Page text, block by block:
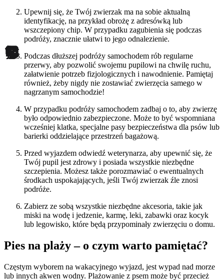
Upewnij się, że Twój zwierzak ma na sobie aktualną
identyfikację, na przykład obrożę z adresówką lub
wszczepiony chip. W przypadku zagubienia się podczas
podróży, znacznie ułatwi to jego odnalezienie.
Podczas dłuższej podróży samochodem rób regularne
przerwy, aby pozwolić swojemu pupilowi na chwilę ruchu,
załatwienie potrzeb fizjologicznych i nawodnienie. Pamiętaj
również, żeby nigdy nie zostawiać zwierzęcia samego w
nagrzanym samochodzie!
W przypadku podróży samochodem zadbaj o to, aby zwierzę
było odpowiednio zabezpieczone. Może to być wspomniana
wcześniej klatka, specjalne pasy bezpieczeństwa dla psów lub
barierki oddzielające przestrzeń bagażową.
Przed wyjazdem odwiedź weterynarza, aby upewnić się, że
Twój pupil jest zdrowy i posiada wszystkie niezbędne
szczepienia. Możesz także porozmawiać o ewentualnych
środkach uspokajających, jeśli Twój zwierzak źle znosi
podróże.
Zabierz ze sobą wszystkie niezbędne akcesoria, takie jak
miski na wodę i jedzenie, karmę, leki, zabawki oraz kocyk
lub legowisko, które będą przypominały zwierzęciu o domu.
Pies na plaży – o czym warto pamiętać?
Częstym wyborem na wakacyjnego wyjazd, jest wypad nad morze
lub innych akwen wodny. Plażowanie z psem może być przecież